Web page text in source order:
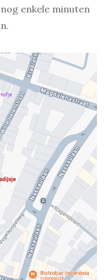
enkele minuten